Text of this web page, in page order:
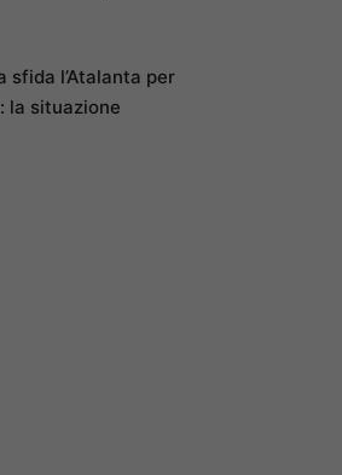
sfida l’Atalanta per
la situazione